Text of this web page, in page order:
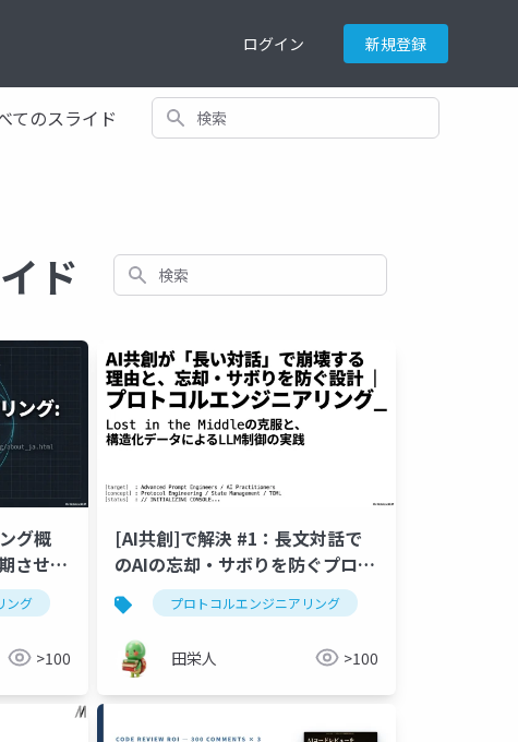
ログイン 新規登録
てのスライド 検索
ド 検索
ジニアリング ループエンジニアリング
コンテキストエンジニアリング ハーネスエンジニアリング
グ概
させる
ング プロンプトエンジニアリング コンテキストエンジニアリング
>100
[AI共創]で解決 #1：長文対話で
のAIの忘却・サボりを防ぐプロト
コル設計プロトコルエンジニアリング
田栄人 >100